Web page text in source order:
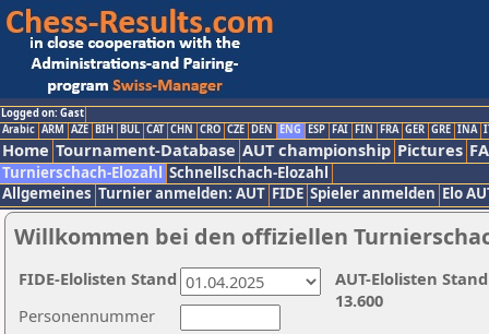
Logged on: Gast
Arabic ARM AZE BIH BUL CAT CHN CRO CZE DEN ENG ESP FAI FIN FRA GER GRE INA
Home Tournament-Database AUT championship Pictures
Turnierschach-Elozahl Schnellschach-Elozahl
Allgemeines Turnier anmelden: AUT FIDE Spieler anmelden Elo
Willkommen bei den offiziellen
Personennummer
AUT-Elolisten
13.600
FIDE-Elolisten Stand